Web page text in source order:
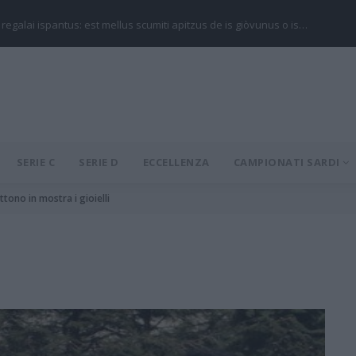
regalai ispantus: est mellus scumiti apitzus de is giòvunus o is…
SERIE C SERIE D ECCELLENZA CAMPIONATI SARDI
in mostra i gioielli